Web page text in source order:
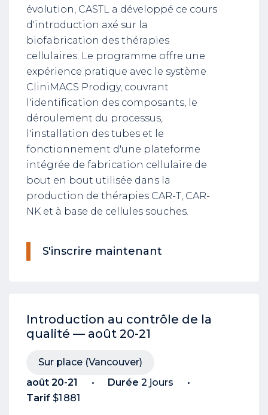
évolution, CASTL a développé ce cours
d'introduction axé sur la
biofabrication des thérapies
cellulaires. Le programme offre une
expérience pratique avec le système
CliniMACS Prodigy, couvrant
l'identification des composants, le
déroulement du processus,
l'installation des tubes et le
fonctionnement d'une plateforme
intégrée de fabrication cellulaire de
bout en bout utilisée dans la
production de thérapies CAR-T, CAR-
NK et à base de cellules souches.
S'inscrire maintenant
Introduction au contrôle de la
qualité — août 20-21
Sur place (Vancouver)
août 20-21
Durée 2 jours
Tarif $1 881